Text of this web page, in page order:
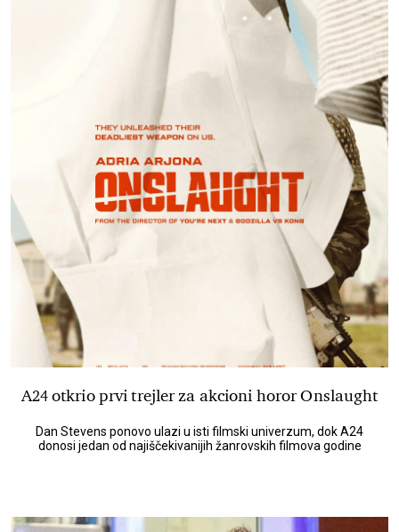
A24 otkrio prvi trejler za akcioni horor Onslaught
Dan Stevens ponovo ulazi u isti filmski univerzum, dok A24
donosi jedan od najiščekivanijih žanrovskih filmova godine